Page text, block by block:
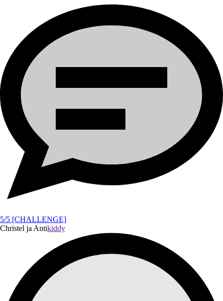
5/5 [CHALLENGE]
Christel ja Antikiddy